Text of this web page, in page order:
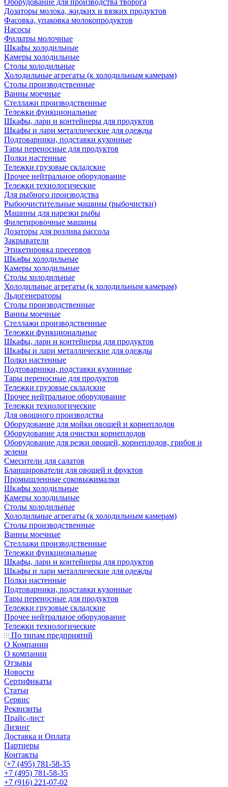
Оборудование для производства творога
Дозаторы молока, жидких и вязких продуктов
Фасовка, упаковка молокопродуктов
Насосы
Фильтры молочные
Шкафы холодильные
Камеры холодильные
Столы холодильные
Холодильные агрегаты (к холодильным камерам)
Столы производственные
Ванны моечные
Стеллажи производственные
Тележки функциональные
Шкафы, лари и контейнеры для продуктов
Шкафы и лари металлические для одежды
Подтоварники, подставки кухонные
Тары переносные для продуктов
Полки настенные
Тележки грузовые складские
Прочее нейтральное оборудование
Тележки технологические
Для рыбного производства
Рыбоочистительные машины (рыбочистки)
Машины для нарезки рыбы
Филетировочные машины
Дозаторы для розлива рассола
Закрыватели
Этикетировка пресервов
Шкафы холодильные
Камеры холодильные
Столы холодильные
Холодильные агрегаты (к холодильным камерам)
Льдогенераторы
Столы производственные
Ванны моечные
Стеллажи производственные
Тележки функциональные
Шкафы, лари и контейнеры для продуктов
Шкафы и лари металлические для одежды
Полки настенные
Подтоварники, подставки кухонные
Тары переносные для продуктов
Тележки грузовые складские
Прочее нейтральное оборудование
Тележки технологические
Для овощного производства
Оборудование для мойки овощей и корнеплодов
Оборудование для очистки корнеплодов
Оборудование для резки овощей, корнеплодов, грибов и
зелени
Смесители для салатов
Бланширователи для овощей и фруктов
Промышленные соковыжималки
Шкафы холодильные
Камеры холодильные
Столы холодильные
Холодильные агрегаты (к холодильным камерам)
Столы производственные
Ванны моечные
Стеллажи производственные
Тележки функциональные
Шкафы, лари и контейнеры для продуктов
Шкафы и лари металлические для одежды
Полки настенные
Подтоварники, подставки кухонные
Тары переносные для продуктов
Тележки грузовые складские
Прочее нейтральное оборудование
Тележки технологические
По типам предприятий
О Компании
О компании
Отзывы
Новости
Сертификаты
Статьи
Сервис
Реквизиты
Прайс-лист
Лизинг
Доставка и Оплата
Партнеры
Контакты
+7 (495) 781-58-35
+7 (495) 781-58-35
+7 (916) 221-07-02